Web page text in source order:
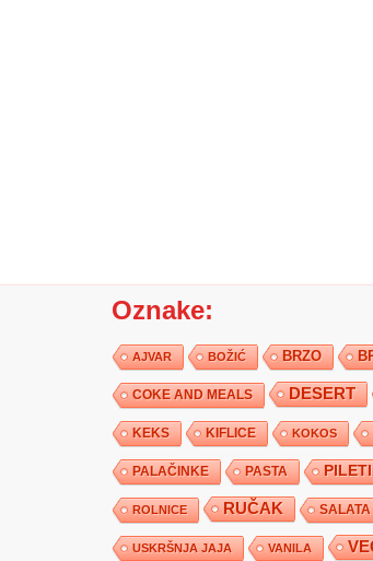
Oznake:
AJVAR BOŽIĆ BRZO
COKE AND MEALS DESERT
KEKS KIFLICE KOKOS
PALAČINKE PASTA
ROLNICE RUČAK SALATA
USKRŠNJA JAJA VANILA